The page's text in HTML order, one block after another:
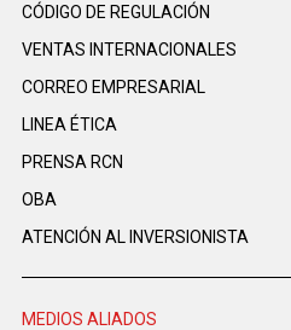
CÓDIGO DE REGULACIÓN
VENTAS INTERNACIONALES
CORREO EMPRESARIAL
LINEA ÉTICA
PRENSA RCN
OBA
ATENCIÓN AL INVERSIONISTA
MEDIOS ALIADOS